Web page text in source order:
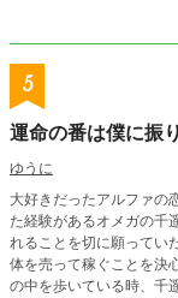
スにも目的があった。
劣性オメガであることに
り始める。 さらにはラ
イノだったが…！？ 母殺
する人との間に子どもを
5
運命の番は僕に振
ゆうに
大好きだったアルファの
た経験があるオメガの千
れることを切に願ってい
体を売って稼ぐことを決
の中を歩いている時、千